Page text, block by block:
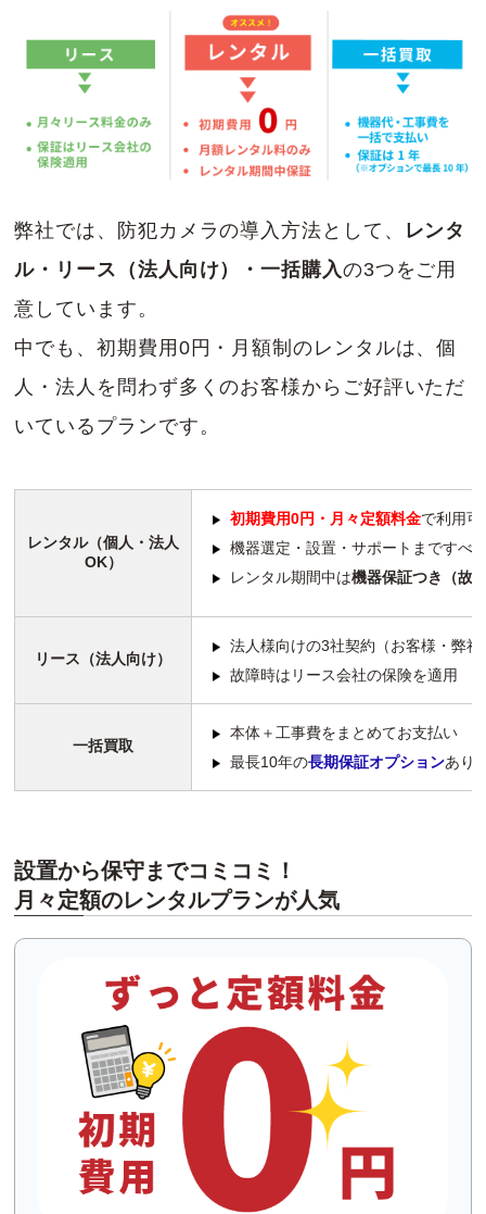
弊社では、防犯カメラの導入方法として、
レンタ
ル・リース（法人向け）・一括購入の3つをご用
意しています。
中でも、初期費用0円・月額制のレンタルは、個
人・法人を問わず多くのお客様からご好評いただ
いているプランです。
レンタル（個人・法人
OK）
初期費用0円・月々定額料金で利用可
機器選定・設置・サポートまですべ
レンタル期間中は機器保証つき（故
リース（法人向け）
法人様向けの3社契約（お客様・弊
故障時はリース会社の保険を適用
一括買取
本体＋工事費をまとめてお支払い
最長10年の長期保証オプションあり
設置から保守までコミコミ！
月々定額のレンタルプランが人気